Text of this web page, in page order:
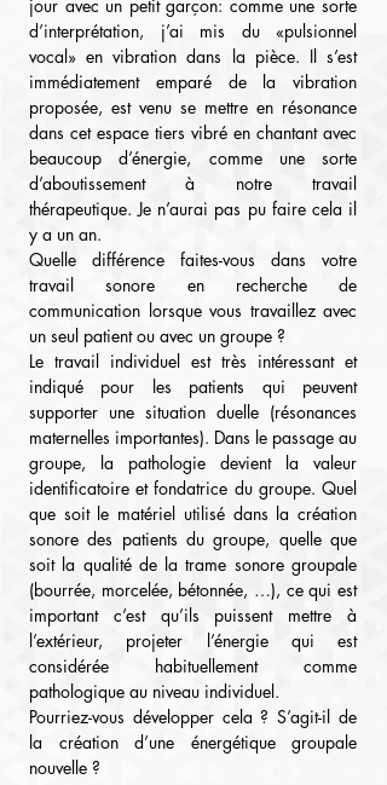
jour avec un petit garçon: comme une sorte
d’interprétation, j’ai mis du «pulsionnel
vocal» en vibration dans la pièce. Il s’est
immédiatement emparé de la vibration
proposée, est venu se mettre en résonance
dans cet espace tiers vibré en chantant avec
beaucoup d’énergie, comme une sorte
d’aboutissement à notre travail
thérapeutique. Je n’aurai pas pu faire cela il
y a un an.
Quelle différence faites-vous dans votre
travail sonore en recherche de
communication lorsque vous travaillez avec
un seul patient ou avec un groupe ?
Le travail individuel est très intéressant et
indiqué pour les patients qui peuvent
supporter une situation duelle (résonances
maternelles importantes). Dans le passage au
groupe, la pathologie devient la valeur
identificatoire et fondatrice du groupe. Quel
que soit le matériel utilisé dans la création
sonore des patients du groupe, quelle que
soit la qualité de la trame sonore groupale
(bourrée, morcelée, bétonnée, …), ce qui est
important c’est qu’ils puissent mettre à
l’extérieur, projeter l’énergie qui est
considérée habituellement comme
pathologique au niveau individuel.
Pourriez-vous développer cela ? S’agit-il de
la création d’une énergétique groupale
nouvelle ?